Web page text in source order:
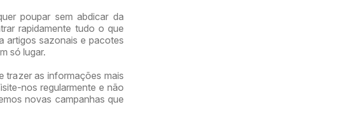
poupar sem abdicar da
rapidamente tudo o que
artigos sazonais e pacotes
só lugar.
trazer as informações mais
nos regularmente e não
novas campanhas que